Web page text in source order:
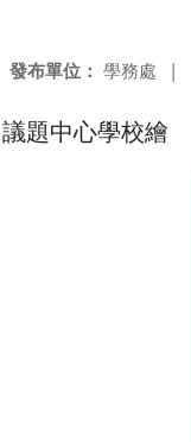
發布單位： 學務處 |
題中心學校繪